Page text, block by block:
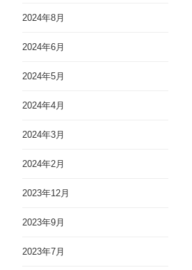
2024年8月
2024年6月
2024年5月
2024年4月
2024年3月
2024年2月
2023年12月
2023年9月
2023年7月